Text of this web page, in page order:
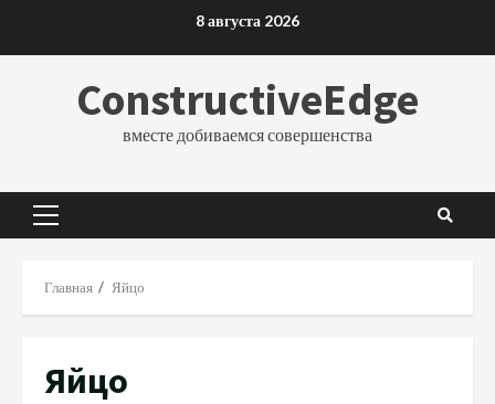
8 августа 2026
ConstructiveEdge
вместе добиваемся совершенства
Основное
Главная Яйцо
Яйцо